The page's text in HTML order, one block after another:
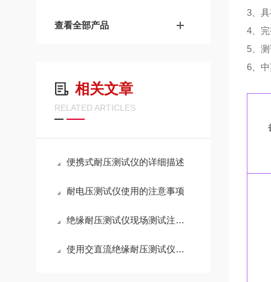
查看全部产品
相关文章
RELATED ARTICLES
便携式耐压测试仪的详细描述
耐电压测试仪使用的注意事项
绝缘耐压测试仪现场测试注意事项
使用交直流绝缘耐压测试仪要注意的九点事项
3、
4、
5、
6、